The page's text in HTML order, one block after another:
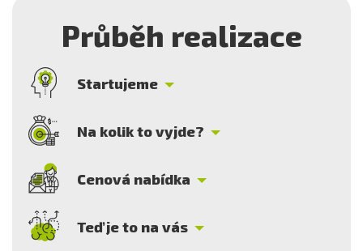
Průběh realizace
Startujeme
Na kolik to vyjde?
Cenová nabídka
Teď je to na vás